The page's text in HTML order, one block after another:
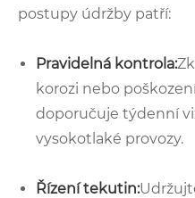
postupy údržby patří:
Pravidelná kontrola:
korozi nebo
doporučuje týdenní
vysokotlaké provozy.
Řízení tekutin: